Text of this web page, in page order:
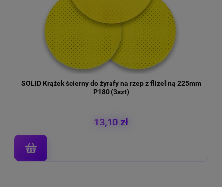
SOLID Krążek ścierny do żyrafy na rzep z flizeliną 225mm
P180 (3szt)
13,10 zł